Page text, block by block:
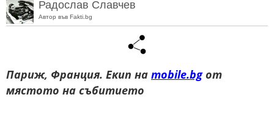
Радослав Славчев
Автор във Fakti.bg
Париж, Франция. Екип на mobile.bgот
мястото на събитието